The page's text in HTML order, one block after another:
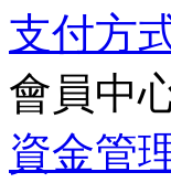
支付方
會員中
資金管